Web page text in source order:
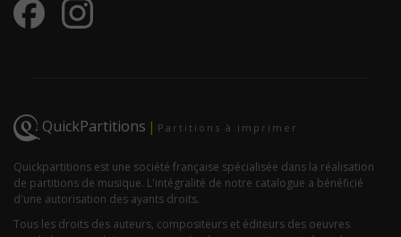
QuickPartitions | Partitions à imprimer
Quickpartitions est une société française spécialisée dans la réalisation
de partitions de musique. L'intégralité de notre catalogue a bénéficié
d'une autorisation des ayants droits.
Tous les droits des auteurs, compositeurs et éditeurs des oeuvres